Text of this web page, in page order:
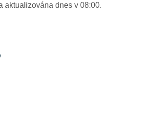
aktualizována dnes v 08:00.